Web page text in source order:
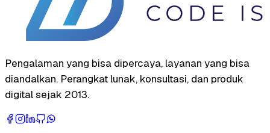
Pengalaman yang bisa dipercaya, layanan yang bisa
diandalkan. Perangkat lunak, konsultasi, dan produk
digital sejak 2013.